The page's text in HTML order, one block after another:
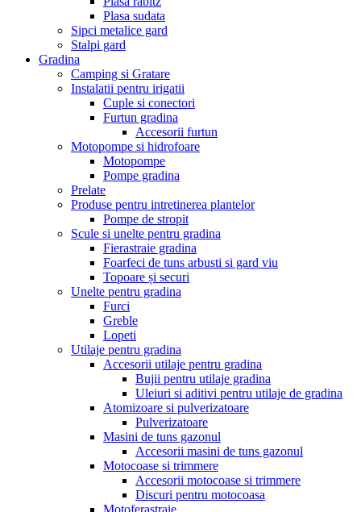
Plasa sudata
Sipci metalice gard
Stalpi gard
Gradina
Camping si Gratare
Instalatii pentru irigatii
Cuple si conectori
Furtun gradina
Accesorii furtun
Motopompe si hidrofoare
Motopompe
Pompe gradina
Prelate
Produse pentru intretinerea plantelor
Pompe de stropit
Scule si unelte pentru gradina
Fierastraie gradina
Foarfeci de tuns arbusti si gard viu
Topoare și securi
Unelte pentru gradina
Furci
Greble
Lopeti
Utilaje pentru gradina
Accesorii utilaje pentru gradina
Bujii pentru utilaje gradina
Uleiuri si aditivi pentru utilaje de gradina
Atomizoare si pulverizatoare
Pulverizatoare
Masini de tuns gazonul
Accesorii masini de tuns gazonul
Motocoase si trimmere
Accesorii motocoase si trimmere
Discuri pentru motocoasa
Motoferastraie